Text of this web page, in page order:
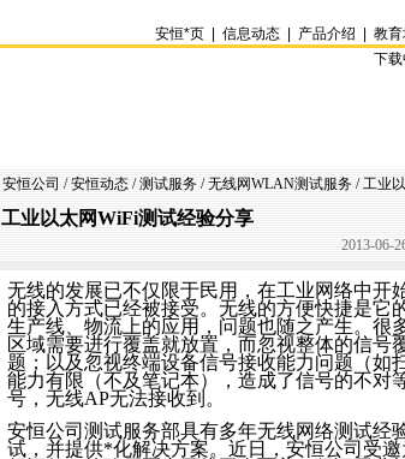
安恒*页 信息动态 产品介绍 教育
下
安恒公司 /安恒动态 /测试服务 /无线网WLAN测试服务 / 工业
工业以太网WiFi测试经验分享
2013-06-
无线的发展已不仅限于民用，在工业网络中开
的接入方式已经被接受。无线的方便快捷是它
生产线、物流上的应用，问题也随之产生。很
区域需要进行覆盖就放置，而忽视整体的信号
题；以及忽视终端设备信号接收能力问题（如
能力有限（不及笔记本），造成了信号的不对
号，无线AP无法接收到。
安恒公司测试服务部具有多年无线网络测试经
试，并提供*化解决方案。近日，安恒公司受